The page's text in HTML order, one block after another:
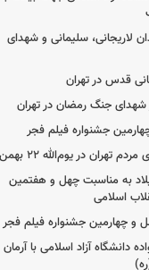
لاریجانی، سلیمانی و شهدای
قدس در تهران
شهدای جنگ رمضان در تهران
جشنواره فیلم فجر
تهران در یوم‌الله ۲۲ بهمن
به مناسبت چهل‌ و هفتمین
اسلامی
و چهارمین جشنواره فیلم فجر
دانشگاه آزاد اسلامی با آرمان